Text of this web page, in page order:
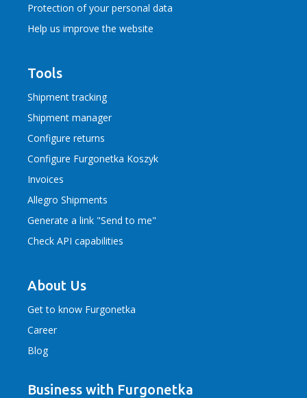
Protection of your personal data
Help us improve the website
Tools
Shipment tracking
Shipment manager
Configure returns
Configure Furgonetka Koszyk
Invoices
Allegro Shipments
Generate a link "Send to me"
Check API capabilities
About Us
Get to know Furgonetka
Career
Blog
Business with Furgonetka